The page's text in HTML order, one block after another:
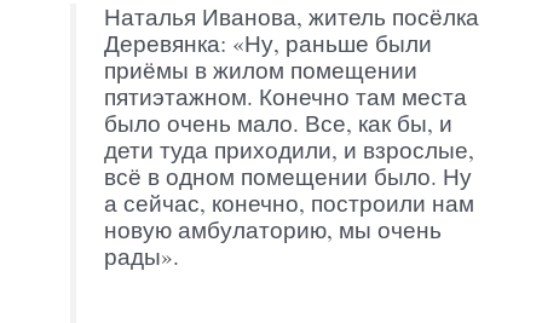
Наталья Иванова, житель посёлка
Деревянка: «Ну, раньше были
приёмы в жилом помещении
пятиэтажном. Конечно там места
было очень мало. Все, как бы, и
дети туда приходили, и взрослые,
всё в одном помещении было. Ну
а сейчас, конечно, построили нам
новую амбулаторию, мы очень
рады».